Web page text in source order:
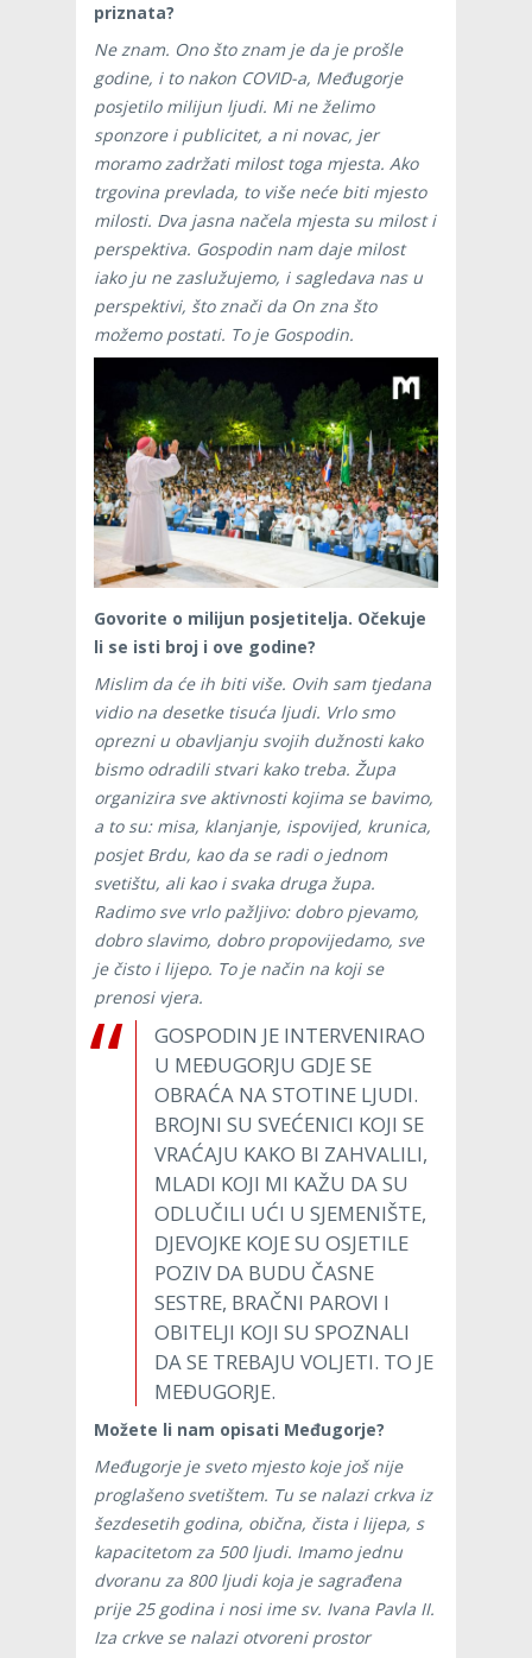
priznata?
Ne znam. Ono što znam je da je prošle
godine, i to nakon COVID-a, Međugorje
posjetilo milijun ljudi. Mi ne želimo
sponzore i publicitet, a ni novac, jer
moramo zadržati milost toga mjesta. Ako
trgovina prevlada, to više neće biti mjesto
milosti. Dva jasna načela mjesta su milost i
perspektiva. Gospodin nam daje milost
iako ju ne zaslužujemo, i sagledava nas u
perspektivi, što znači da On zna što
možemo postati. To je Gospodin.
Govorite o milijun posjetitelja. Očekuje
li se isti broj i ove godine?
Mislim da će ih biti više. Ovih sam tjedana
vidio na desetke tisuća ljudi. Vrlo smo
oprezni u obavljanju svojih dužnosti kako
bismo odradili stvari kako treba. Župa
organizira sve aktivnosti kojima se bavimo,
a to su: misa, klanjanje, ispovijed, krunica,
posjet Brdu, kao da se radi o jednom
svetištu, ali kao i svaka druga župa.
Radimo sve vrlo pažljivo: dobro pjevamo,
dobro slavimo, dobro propovijedamo, sve
je čisto i lijepo. To je način na koji se
prenosi vjera.
GOSPODIN JE INTERVENIRAO
U MEĐUGORJU GDJE SE
OBRAĆA NA STOTINE LJUDI.
BROJNI SU SVEĆENICI KOJI SE
VRAĆAJU KAKO BI ZAHVALILI,
MLADI KOJI MI KAŽU DA SU
ODLUČILI UĆI U SJEMENIŠTE,
DJEVOJKE KOJE SU OSJETILE
POZIV DA BUDU ČASNE
SESTRE, BRAČNI PAROVI I
OBITELJI KOJI SU SPOZNALI
DA SE TREBAJU VOLJETI. TO JE
MEĐUGORJE.
Možete li nam opisati Međugorje?
Međugorje je sveto mjesto koje još nije
proglašeno svetištem. Tu se nalazi crkva iz
šezdesetih godina, obična, čista i lijepa, s
kapacitetom za 500 ljudi. Imamo jednu
dvoranu za 800 ljudi koja je sagrađena
prije 25 godina i nosi ime sv. Ivana Pavla II.
Iza crkve se nalazi otvoreni prostor